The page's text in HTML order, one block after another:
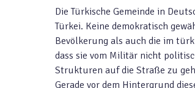
Die Türkische Gemeinde in
Türkei. Keine demokratisch
Bevölkerung als auch die im
dass sie vom Militär nicht
Strukturen auf die Straße zu
Gerade vor dem Hintergrund